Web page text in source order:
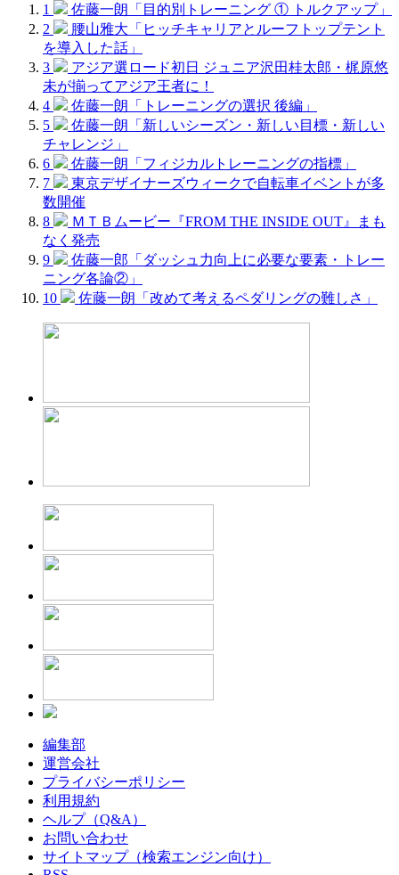
1
佐藤一朗「目的別トレーニング ① トルクアップ」
2
腰山雅大「ヒッチキャリアとルーフトップテント
を導入した話」
3
アジア選ロード初日 ジュニア沢田桂太郎・梶原悠
未が揃ってアジア王者に！
4
佐藤一朗「トレーニングの選択 後編」
5
佐藤一朗「新しいシーズン・新しい目標・新しい
チャレンジ」
6
佐藤一朗「フィジカルトレーニングの指標」
7
東京デザイナーズウィークで自転車イベントが多
数開催
8
ＭＴＢムービー『FROM THE INSIDE OUT』まも
なく発売
9
佐藤一郎「ダッシュ力向上に必要な要素・トレー
ニング各論②」
10
佐藤一朗「改めて考えるペダリングの難しさ」
編集部
運営会社
プライバシーポリシー
利用規約
ヘルプ（Q&A）
お問い合わせ
サイトマップ（検索エンジン向け）